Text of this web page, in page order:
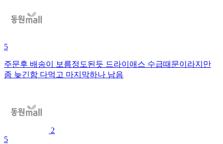
5
주문후 배송이 보름정도된듯 드라이애스 수급때문이라지만
좀 늦긴함 다먹고 마지막하나 남음
2
5